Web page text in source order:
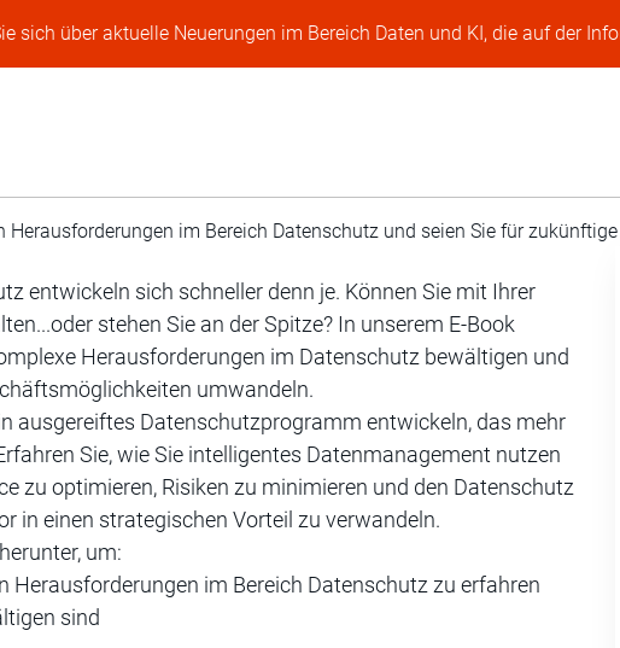
sich über aktuelle Neuerungen im Bereich Daten und KI, die auf der
Herausforderungen im Bereich Datenschutz und seien Sie für
entwickeln sich schneller denn je. Können Sie mit Ihrer
stehen Sie an der Spitze? In unserem E-Book
Herausforderungen im Datenschutz bewältigen und
umwandeln.
ausgereiftes Datenschutzprogramm entwickeln, das mehr
Sie, wie Sie intelligentes Datenmanagement nutzen
zu optimieren, Risiken zu minimieren und den Datenschutz
in einen strategischen Vorteil zu verwandeln.
um:
Herausforderungen im Bereich Datenschutz zu erfahren
sind